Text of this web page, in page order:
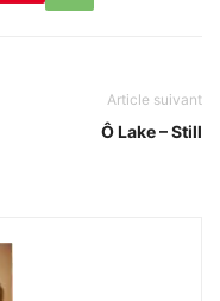
Article suivant
Ô Lake – Still